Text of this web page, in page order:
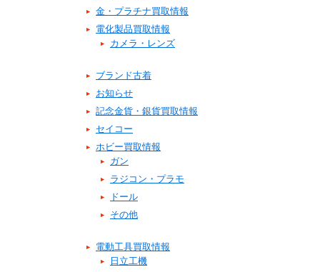
金・プラチナ買取情報
電化製品買取情報
カメラ・レンズ
ブランド古着
お知らせ
記念金貨・銀貨買取情報
セイコー
ホビー買取情報
ガン
ラジコン・プラモ
ドール
その他
電動工具買取情報
日立工機